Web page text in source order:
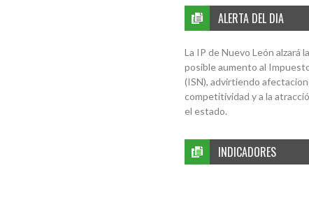
ALERTA DEL DIA
La IP de Nuevo León alzará
posible aumento al
(ISN), advirtiendo
competitividad y a la
el estado.
INDICADORES